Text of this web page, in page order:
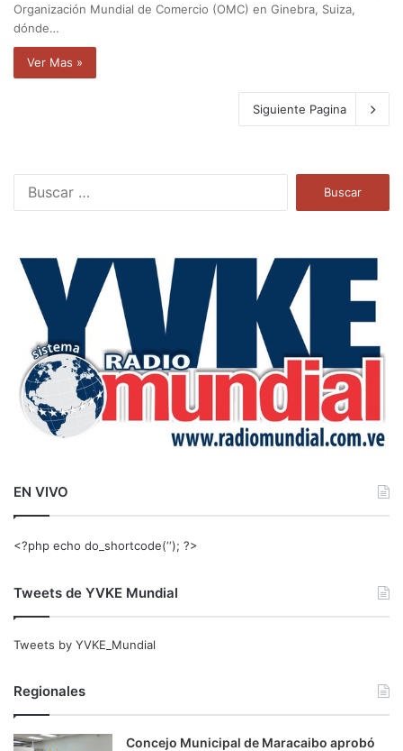
Organización Mundial de Comercio (OMC) en Ginebra, Suiza,
dónde…
Ver Mas »
Siguiente Pagina
a
EN VIVO
<?php echo do_shortcode(‘‘); ?>
Tweets de YVKE Mundial
Tweets by YVKE_Mundial
Regionales
Concejo Municipal de Maracaibo aprobó